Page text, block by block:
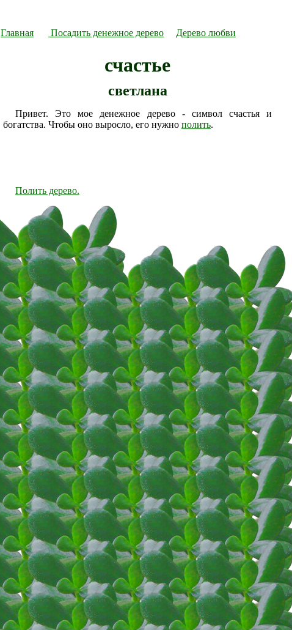
Главная Посадить денежное дерево Дерево любви
счастье
светлана
Привет. Это мое денежное дерево - символ счастья и
богатства. Чтобы оно выросло, его нужно полить.
Полить дерево.